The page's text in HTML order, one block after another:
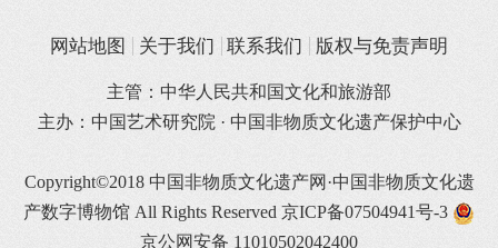
网站地图 关于我们 联系我们 版权与免责声明
主管：中华人民共和国文化和旅游部
主办：中国艺术研究院 · 中国非物质文化遗产保护中心
Copyright©2018 中国非物质文化遗产网·中国非物质文化遗
产数字博物馆 All Rights Reserved 京ICP备07504941号-3
京公网安备 11010502042400